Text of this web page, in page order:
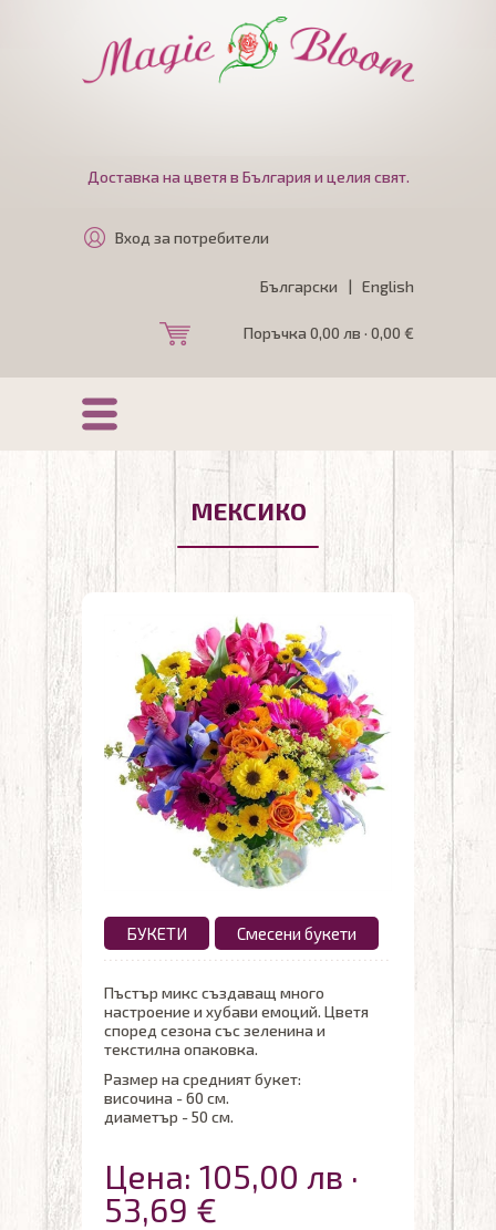
Доставка на цветя в България и целия свят.
Вход за потребители
Български | English
Поръчка 0,00 лв · 0,00 €
МЕКСИКО
БУКЕТИ Смесени букети
Пъстър микс създаващ много
настроение и хубави емоций. Цветя
според сезона със зеленина и
текстилна опаковка.
Размер на средният букет:
височина - 60 см.
диаметър - 50 см.
Цена: 105,00 лв ·
53,69 €